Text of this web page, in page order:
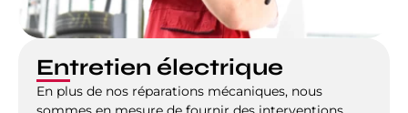
Entretien électrique
En plus de nos réparations mécaniques, nous